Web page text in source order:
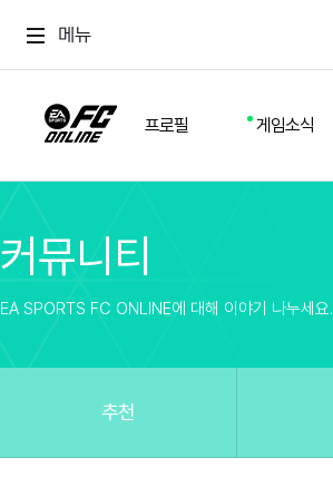
메뉴
프로필 게임소식
스쿼드
커뮤니티
방명록
업데이트
유저 가이드
커뮤니티
EA SPORTS FC ONLINE에 대해 이야기 나누세요.
추천